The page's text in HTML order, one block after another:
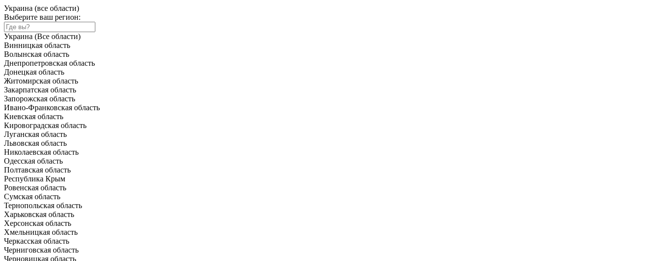
Украина (все области)
Выберите ваш регион:
Украина (Все области)
Винницкая область
Волынская область
Днепропетровская область
Донецкая область
Житомирская область
Закарпатская область
Запорожская область
Ивано-Франковская область
Киевская область
Кировоградская область
Луганская область
Львовская область
Николаевская область
Одесская область
Полтавская область
Республика Крым
Ровенская область
Сумская область
Тернопольская область
Харьковская область
Херсонская область
Хмельницкая область
Черкасская область
Черниговская область
Черновицкая область